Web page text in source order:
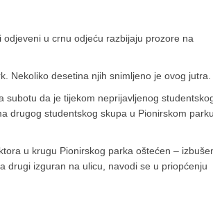
u crnu odjeću razbijaju prozore na
Nekoliko desetina njih snimljeno je ovog jutra.
subotu da je tijekom neprijavljenog
drugog studentskog skupa u Pionirskom parku,
u krugu Pionirskog parka oštećen –
drugi izguran na ulicu, navodi se u priopćenju